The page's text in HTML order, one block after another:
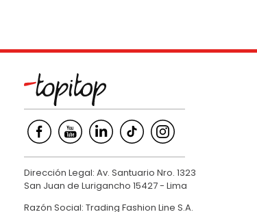
Dirección Legal: Av. Santuario Nro. 1323
San Juan de Lurigancho 15427 - Lima
Razón Social: Trading Fashion Line S.A.